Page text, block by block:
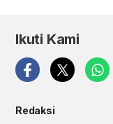
Ikuti Kami
Redaksi